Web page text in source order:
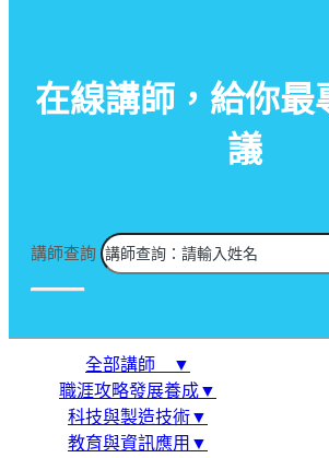
在線講師，給你最
議
講師查詢
全部講師 ▼
職涯攻略發展養成▼
科技與製造技術▼
教育與資訊應用▼